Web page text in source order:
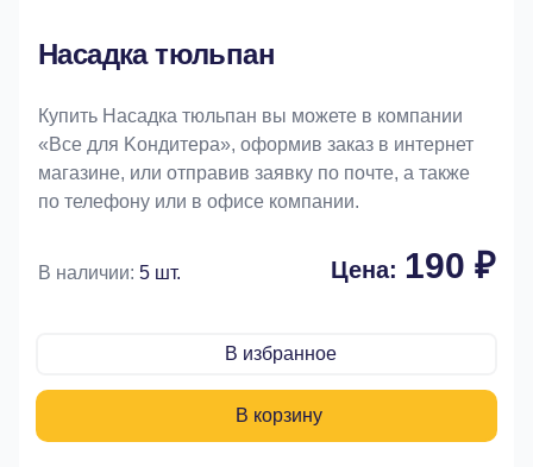
Насадка тюльпан
Купить Насадка тюльпан вы можете в компании
«Bce для Koндитeрa», оформив заказ в интернет
магазине, или отправив заявку по почте, а также
по телефону или в офисе компании.
В наличии: 5 шт. Цена: 190 ₽
В избранное
В корзину